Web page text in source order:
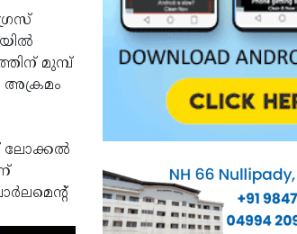
മുമ്പ്
അക്രമം
ലോക്കല്‍